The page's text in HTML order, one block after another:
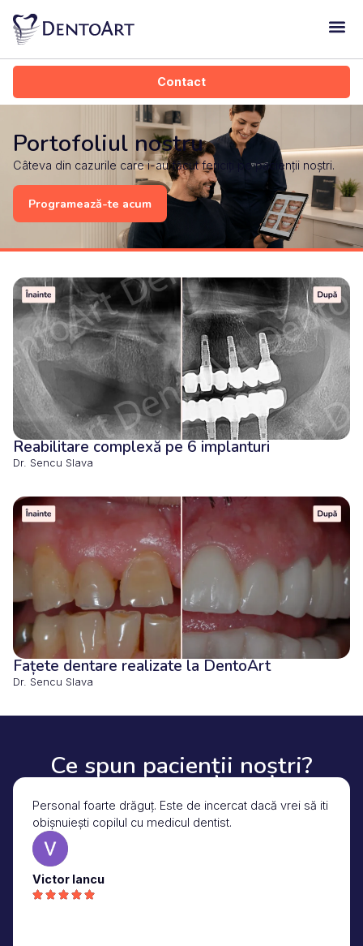
Contact
Portofoliul nostru
Câteva din cazurile care i-au făcut fericiți pe pacienții noștri.
Programează-te acum
Reabilitare complexă pe 6 implanturi
Dr. Sencu Slava
Fațete dentare realizate la DentoArt
Dr. Sencu Slava
Ce spun pacienții noștri?
Personal foarte drăguț. Este de incercat dacă vrei să iti
obișnuiești copilul cu medicul dentist.
Victor Iancu